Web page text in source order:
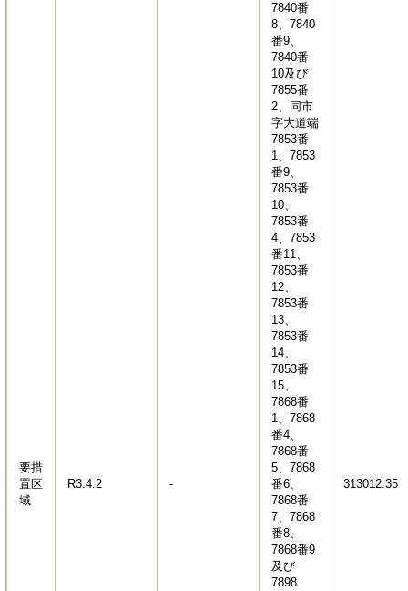
要措
置区
域
R3.4.2 -
7840番
8、7840
番9、
7840番
10及び
7855番
2、同市
字大道端
7853番
1、7853
番9、
7853番
10、
7853番
4、7853
番11、
7853番
12、
7853番
13、
7853番
14、
7853番
15、
7868番
1、7868
番4、
7868番
5、7868
番6、
7868番
7、7868
番8、
7868番9
及び
7898
313012.35